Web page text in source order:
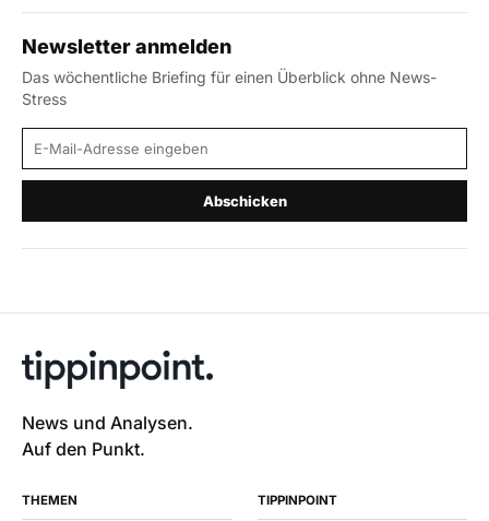
Newsletter anmelden
Das wöchentliche Briefing für einen Überblick ohne News-
Stress
E-Mail-Adresse
Abschicken
News und Analysen.
Auf den Punkt.
THEMEN TIPPINPOINT